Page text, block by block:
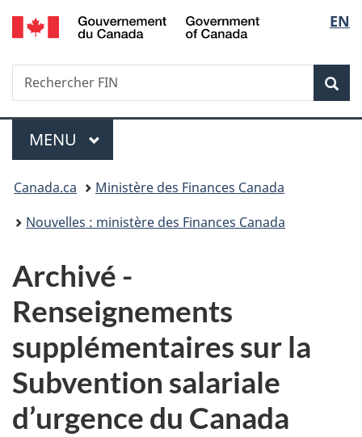
Passer
au
Passer
à
du
Passer
à
simplifiée
de
la
EN
Recherche
Rechercher
FIN
Menu
MENU PRINCIPAL
Vous
êtes
Canada.ca
Ministère des Finances Canada
Nouvelles : ministère des Finances Canada
Archivé -
Renseignements
supplémentaires sur la
Subvention salariale
d’urgence du Canada